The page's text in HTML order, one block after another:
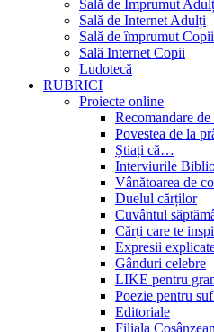
Sală de Împrumut
Sală de Internet Adulți
Sală de împrumut Copii
Sală Internet Copii
Ludotecă
RUBRICI
Proiecte online
Recomandare de
Povestea de la
Știați că…
Interviurile
Vânătoarea de
Duelul cărților
Cuvântul
Cărți care te
Expresii
Gânduri celebre
LIKE pentru
Poezie pentru
Editoriale
Filiala